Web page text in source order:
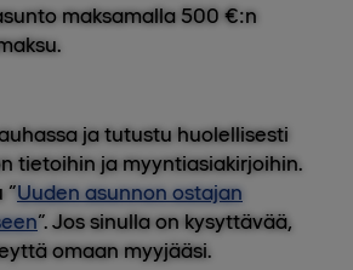
maksamalla 500 €:n
ja tutustu huolellisesti
tietoihin ja myyntiasiakirjoihin.
“Uuden asunnon ostajan
”. Jos sinulla on kysyttävää,
omaan myyjääsi.